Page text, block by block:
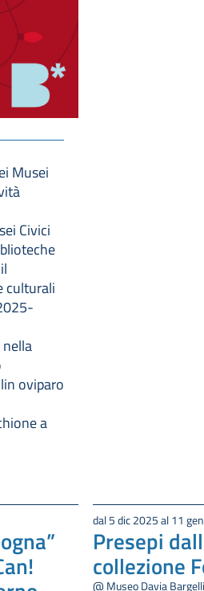
Musei
Civici
culturali
nella
oviparo
a
dal 5 dic 2025 al 11
Presepi
collezione
@ Museo Davia